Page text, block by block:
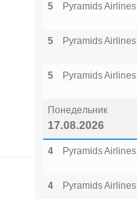
5 Pyramids Airlines
5 Pyramids Airlines
5 Pyramids Airlines
Понедельник
17.08.2026
4 Pyramids Airlines
4 Pyramids Airlines